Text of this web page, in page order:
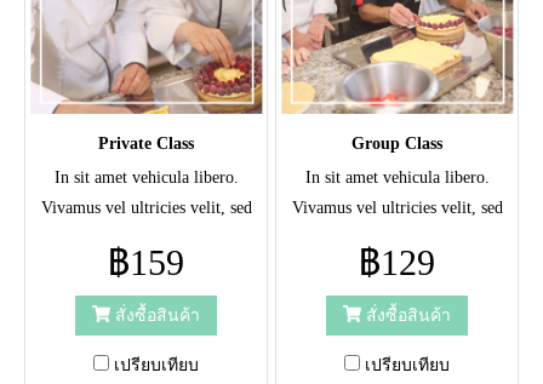
Private Class
In sit amet vehicula libero.
Vivamus vel ultricies velit, sed
฿159
สั่งซื้อสินค้า
เปรียบเทียบ
Group Class
In sit amet vehicula libero.
Vivamus vel ultricies velit, sed
฿129
สั่งซื้อสินค้า
เปรียบเทียบ